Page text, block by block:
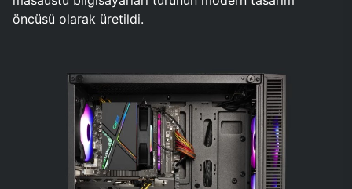
öncüsü olarak üretildi.